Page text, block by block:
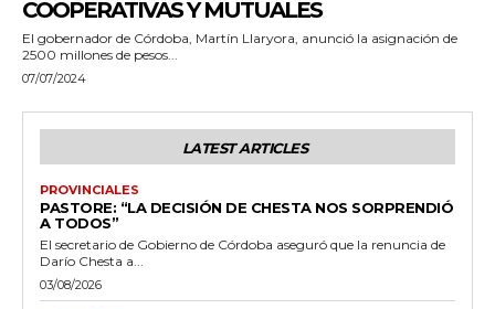
COOPERATIVAS Y MUTUALES
El gobernador de Córdoba, Martín Llaryora, anunció la asignación de
2500 millones de pesos...
07/07/2024
LATEST ARTICLES
PROVINCIALES
PASTORE: “LA DECISIÓN DE CHESTA NOS SORPRENDIÓ
A TODOS”
El secretario de Gobierno de Córdoba aseguró que la renuncia de
Darío Chesta a...
03/08/2026